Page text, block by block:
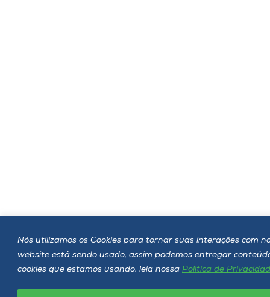
Nós utilizamos os Cookies para tornar suas interações com
website está sendo usado, assim podemos entregar
cookies que estamos usando, leia nossa Política de